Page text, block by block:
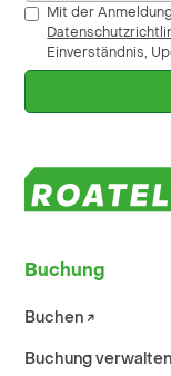
Mit der
Einverständnis,
Buchung
Buchen ↗︎
Buchung